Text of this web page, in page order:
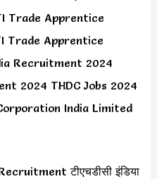
Trade Apprentice
Trade Apprentice
Recruitment 2024
2024 THDC Jobs 2024
India Limited
टीएचडीसी इंडिया